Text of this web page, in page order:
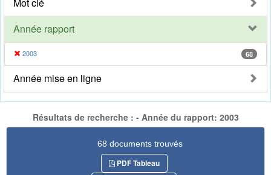
Mot clé
Année rapport
2003 68
Année mise en ligne
Résultats de recherche : - Année du rapport: 2003
68 documents trouvés
PDF Tableau